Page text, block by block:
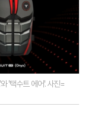
'택수트 에어'. 사진=